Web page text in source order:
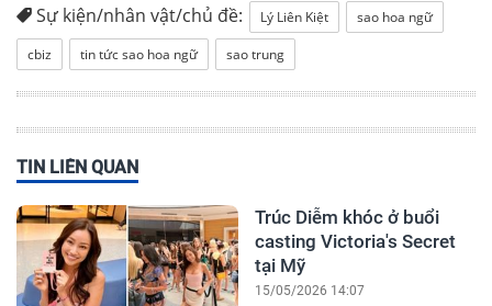
Sự kiện/nhân vật/chủ đề: Lý Liên Kiệt
sao hoa ngữ
cbiz
tin tức sao hoa ngữ sao trung
TIN LIÊN QUAN
Trúc Diễm khóc ở buổi
casting Victoria's Secret
tại Mỹ
15/05/2026 14:07